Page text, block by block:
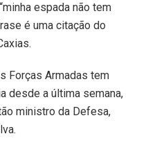
espada não tem
é uma citação do
Forças Armadas tem
desde a última semana,
ministro da Defesa,